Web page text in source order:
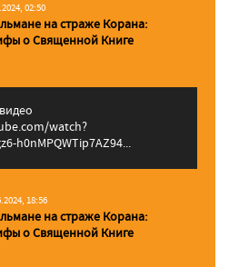
02:50
на страже Корана:
о Священной Книге
watch?
h0nMPQWTip7AZ94...
18:56
на страже Корана:
о Священной Книге